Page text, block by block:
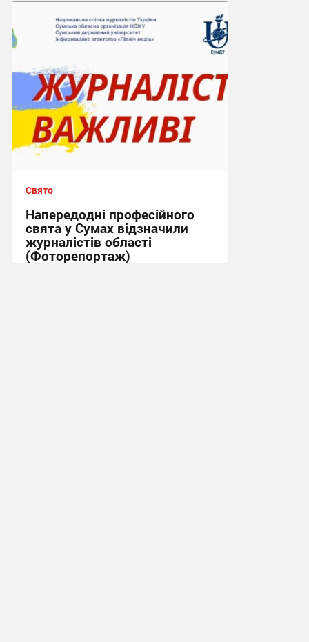
20:39, 23.06.2026
Свято
Напередодні професійного
свята у Сумах відзначили
журналістів області
(Фоторепортаж)